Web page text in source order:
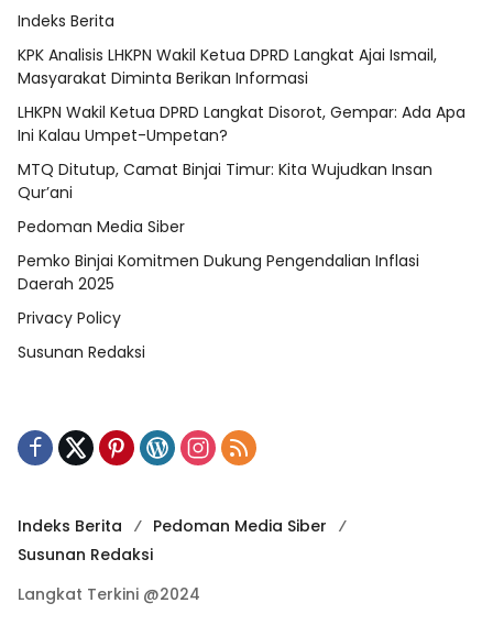
Indeks Berita
KPK Analisis LHKPN Wakil Ketua DPRD Langkat Ajai Ismail,
Masyarakat Diminta Berikan Informasi
LHKPN Wakil Ketua DPRD Langkat Disorot, Gempar: Ada Apa
Ini Kalau Umpet-Umpetan?
MTQ Ditutup, Camat Binjai Timur: Kita Wujudkan Insan
Qur’ani
Pedoman Media Siber
Pemko Binjai Komitmen Dukung Pengendalian Inflasi
Daerah 2025
Privacy Policy
Susunan Redaksi
Indeks Berita
Pedoman Media Siber
Susunan Redaksi
Langkat Terkini @2024